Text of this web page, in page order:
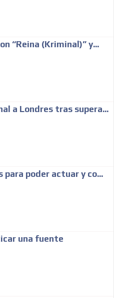
“Reina (Kriminal)” y...
a Londres tras supera...
para poder actuar y co...
una fuente